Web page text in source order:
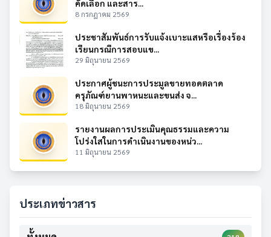
คัดเลือก และสาร...
8 กรกฎาคม 2569
ประชาสัมพันธ์การรับแจ้งเบาะแสหรือเรื่องร้อง
เรียนกรณีการสอบแข...
29 มิถุนายน 2569
ประกาศผู้ชนะการประมูลขายทอดตลาด
ครุภัณฑ์ยานพาหนะและขนส่ง จ...
18 มิถุนายน 2569
รายงานผลการประเมินคุณธรรมและความ
โปร่งใสในการดำเนินงานของหน่ว...
11 มิถุนายน 2569
ประเภทข่าวสาร